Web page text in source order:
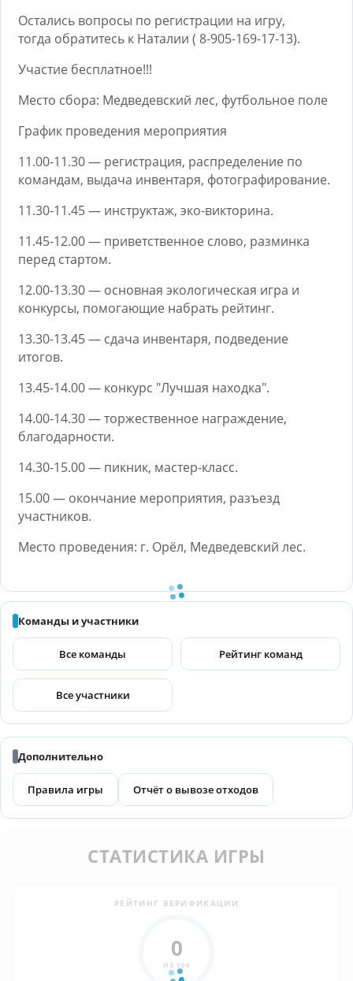
Остались вопросы по регистрации на игру,
тогда обратитесь к Наталии ( 8-905-169-17-13).
Участие бесплатное!!!
Место сбора: Медведевский лес, футбольное поле
График проведения мероприятия
11.00-11.30 — регистрация, распределение по
командам, выдача инвентаря, фотографирование.
11.30-11.45 — инструктаж, эко-викторина.
11.45-12.00 — приветственное слово, разминка
перед стартом.
12.00-13.30 — основная экологическая игра и
конкурсы, помогающие набрать рейтинг.
13.30-13.45 — сдача инвентаря, подведение
итогов.
13.45-14.00 — конкурс "Лучшая находка".
14.00-14.30 — торжественное награждение,
благодарности.
14.30-15.00 — пикник, мастер-класс.
15.00 — окончание мероприятия, разъезд
участников.
Место проведения: г. Орёл, Медведевский лес.
Команды и участники
Все команды Рейтинг команд
Все участники
Дополнительно
Правила игры Отчёт о вывозе отходов
СТАТИСТИКА ИГРЫ
РЕЙТИНГ ВЕРИФИКАЦИИ
0
ИЗ 100